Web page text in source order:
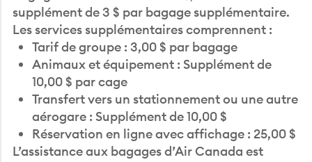
Les services supplémentaires comprennent :
Tarif de groupe : 3,00 $ par bagage
Animaux et équipement : Supplément de
10,00 $ par cage
Transfert vers un stationnement ou une autre
aérogare : Supplément de 10,00 $
Réservation en ligne avec affichage : 25,00 $
L’assistance aux bagages d’Air Canada est
située près du manège 10.